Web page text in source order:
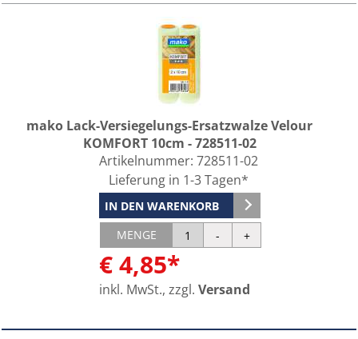
mako Lack-Versiegelungs-Ersatzwalze Velour
KOMFORT 10cm - 728511-02
Artikelnummer:728511-02
Lieferung in 1-3 Tagen*
IN DEN WARENKORB
MENGE
€ 4,85*
inkl. MwSt., zzgl. Versand